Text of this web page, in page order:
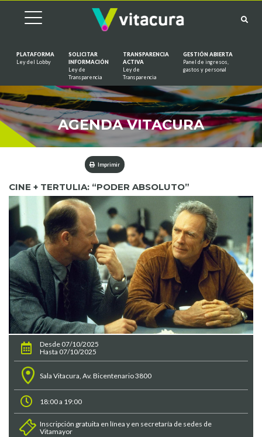
PLATAFORMA
Ley del Lobby
SOLICITAR
INFORMACIÓN
Ley de
Transparencia
TRANSPARENCIA
ACTIVA
Ley de
Transparencia
GESTIÓN ABIERTA
Panel de ingresos,
gastos y personal
AGENDA VITACURA
Imprimir
CINE + TERTULIA: “PODER ABSOLUTO”
Desde 07/10/2025
Hasta 07/10/2025
Sala Vitacura, Av. Bicentenario 3800
18:00 a 19:00
Inscripción gratuita en línea y en secretaría de sedes de
Vitamayor